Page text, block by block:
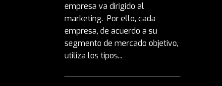
empresa va dirigido al
marketing. Por ello, cada
empresa, de acuerdo a su
segmento de mercado objetivo,
utiliza los tipos...